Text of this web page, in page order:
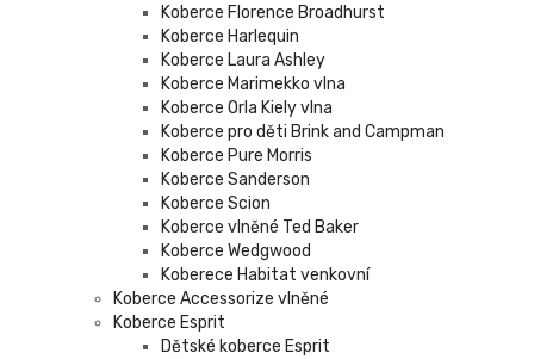
Koberce Florence Broadhurst
Koberce Harlequin
Koberce Laura Ashley
Koberce Marimekko vlna
Koberce Orla Kiely vlna
Koberce pro děti Brink and Campman
Koberce Pure Morris
Koberce Sanderson
Koberce Scion
Koberce vlněné Ted Baker
Koberce Wedgwood
Koberece Habitat venkovní
Koberce Accessorize vlněné
Koberce Esprit
Dětské koberce Esprit